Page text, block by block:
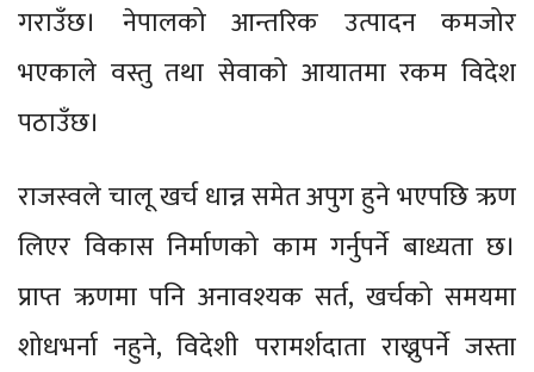
गराउँछ। नेपालको आन्तरिक उत्पादन कमजोर
भएकाले वस्तु तथा सेवाको आयातमा रकम विदेश
पठाउँछ।
राजस्वले चालू खर्च धान्न समेत अपुग हुने भएपछि ऋण
लिएर विकास निर्माणको काम गर्नुपर्ने बाध्यता छ।
प्राप्त ऋणमा पनि अनावश्यक सर्त, खर्चको समयमा
शोधभर्ना नहुने, विदेशी परामर्शदाता राख्नुपर्ने जस्ता